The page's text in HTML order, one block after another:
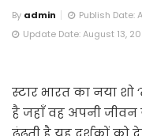
By admin
Publish Date:
Update Date: August 13,
स्टार भारत का नया शो
है जहाँ वह अपनी